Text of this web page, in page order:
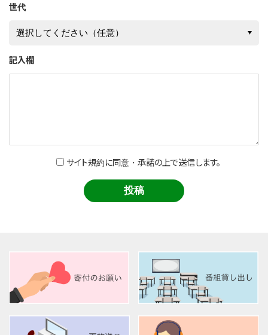
世代
記入欄
サイト規約に同意・承諾の上で送信します。